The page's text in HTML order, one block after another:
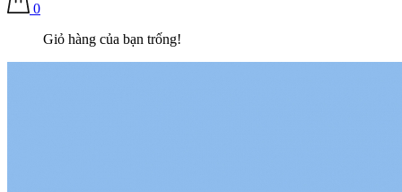
0
Giỏ hàng của bạn trống!